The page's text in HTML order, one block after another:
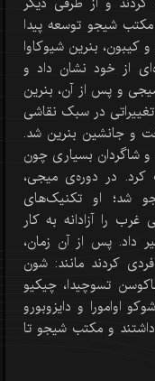
شیجو توسعه پیدا
کیبون، بنرین شیوکاوا
از خود نشان داد و
و پس از آن، بنرین
در سبک نقاشی
و جانشین بنرین شد.
شاگردان بسیاری چون
کرد. در دوره‌ی میجی،
شد؛ او تکنیک‌های
را آزادانه به کار
داد. پس از آن زمان،
کردند مانند: شون
تسو‌چیدا، چیکیو
اوامورا و دایزوبورو
و مکتب شیجو تا